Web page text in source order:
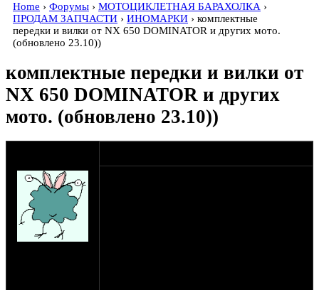
Home › Форумы › МОТОЦИКЛЕТНАЯ БАРАХОЛКА ›
ПРОДАМ ЗАПЧАСТИ › ИНОМАРКИ › комплектные
передки и вилки от NX 650 DOMINATOR и других мото.
(обновлено 23.10))
комплектные передки и вилки от
NX 650 DOMINATOR и других
мото. (обновлено 23.10))